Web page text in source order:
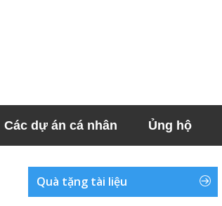
Các dự án cá nhân Ủng hộ
Quà tặng tài liệu